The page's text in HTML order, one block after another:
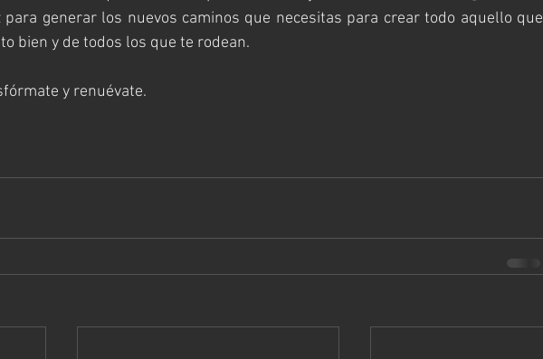
generar los nuevos caminos que necesitas para crear todo aquello que
bien y de todos los que te rodean.
y renuévate.